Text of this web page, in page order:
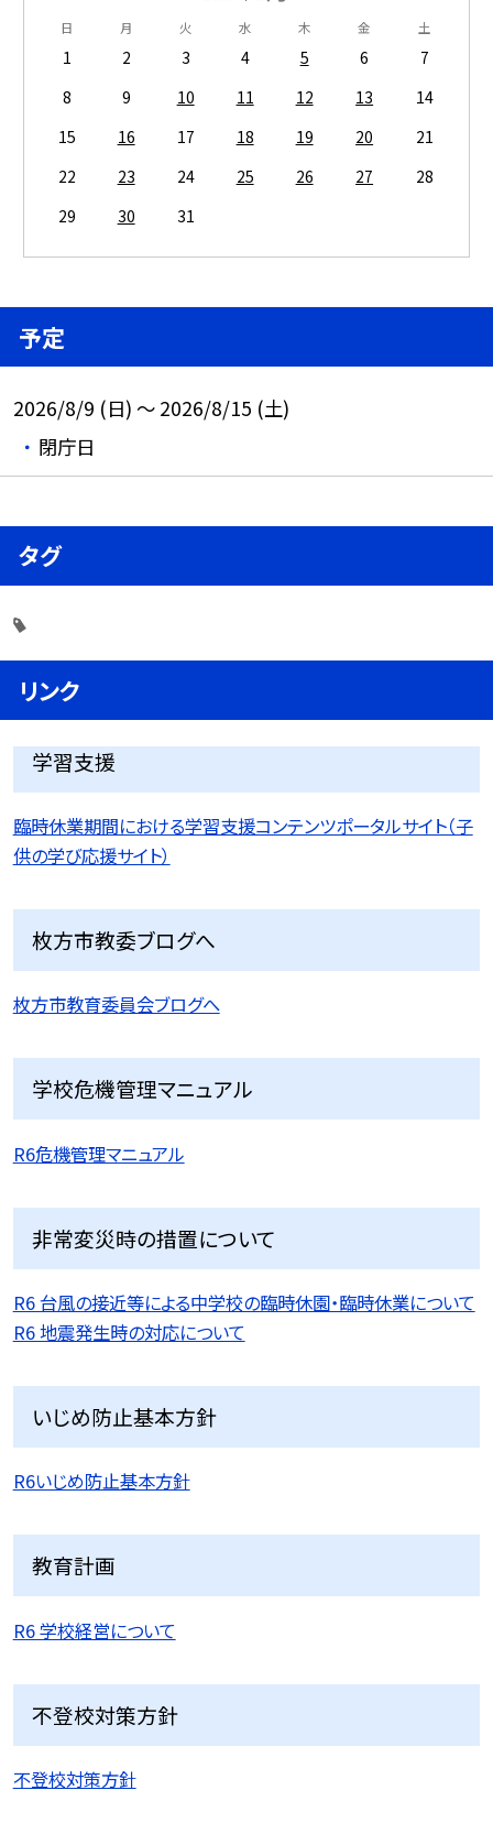
日 月 火 水 木 金 土
1 2 3 4 5 6
7
8
9 10 11 12 13
14
15
16 17 18 19 20
21
22
23 24 25 26 27
28
29
30 31
予定
2026/8/9 (日) ～ 2026/8/15 (土)
閉庁日
タグ
リンク
学習支援
臨時休業期間における学習支援コンテンツポータルサイト（子
供の学び応援サイト）
枚方市教委ブログへ
枚方市教育委員会ブログへ
学校危機管理マニュアル
R6危機管理マニュアル
非常変災時の措置について
R6 台風の接近等による中学校の臨時休園・臨時休業について
R6 地震発生時の対応について
いじめ防止基本方針
R6いじめ防止基本方針
教育計画
R6 学校経営について
不登校対策方針
不登校対策方針